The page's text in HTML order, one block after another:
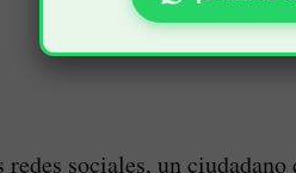
redes sociales, un